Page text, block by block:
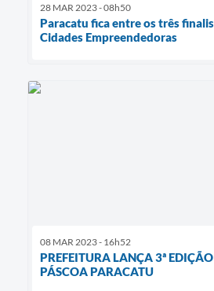
28 MAR 2023 - 08h50
Paracatu fica entre os três
Cidades Empreendedoras
08 MAR 2023 - 16h52
PREFEITURA LANÇA 3ª
PÁSCOA PARACATU